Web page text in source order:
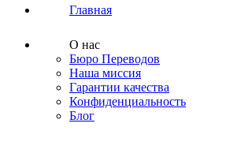
Главная
О нас
Бюро Переводов
Наша миссия
Гарантии качества
Конфиденциальность
Блог